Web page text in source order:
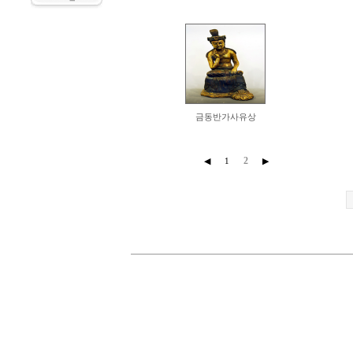
금동반가사유상
◀ 1 2 ▶